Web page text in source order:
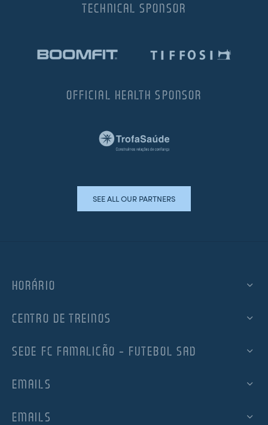
TECHNICAL SPONSOR
OFFICIAL HEALTH SPONSOR
SEE ALL OUR PARTNERS
HORÁRIO
CENTRO DE TREINOS
SEDE FC FAMALICÃO – FUTEBOL SAD
EMAILS
EMAILS